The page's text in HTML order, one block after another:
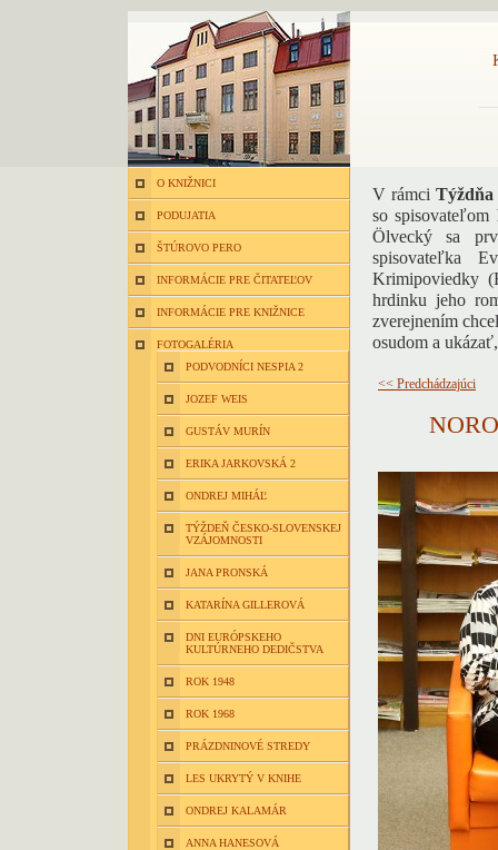
O KNIŽNICI
PODUJATIA
ŠTÚROVO PERO
INFORMÁCIE PRE ČITATEĽOV
INFORMÁCIE PRE KNIŽNICE
FOTOGALÉRIA
PODVODNÍCI NESPIA 2
JOZEF WEIS
GUSTÁV MURÍN
ERIKA JARKOVSKÁ 2
ONDREJ MIHÁĽ
TÝŽDEŇ ČESKO-SLOVENSKEJ
VZÁJOMNOSTI
JANA PRONSKÁ
KATARÍNA GILLEROVÁ
DNI EURÓPSKEHO
KULTÚRNEHO DEDIČSTVA
ROK 1948
ROK 1968
PRÁZDNINOVÉ STREDY
LES UKRYTÝ V KNIHE
ONDREJ KALAMÁR
ANNA HANESOVÁ
V rámci Týždňa
so spisovateľom
Ölvecký sa
spisovateľka
Krimipoviedky
hrdinku jeho
zverejnením
osudom a
<< Predchádzajúci